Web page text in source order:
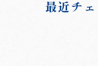
最近チ